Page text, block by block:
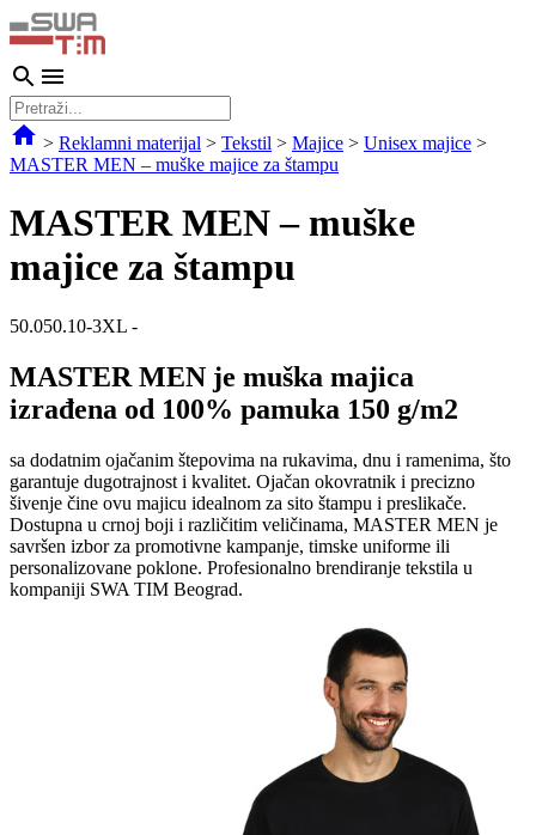
> Reklamni materijal > Tekstil > Majice > Unisex majice >
MASTER MEN – muške majice za štampu
MASTER MEN – muške
majice za štampu
50.050.10-3XL -
MASTER MEN je muška majica
izrađena od 100% pamuka 150 g/m2
sa dodatnim ojačanim štepovima na rukavima, dnu i ramenima, što
garantuje dugotrajnost i kvalitet. Ojačan okovratnik i precizno
šivenje čine ovu majicu idealnom za sito štampu i preslikače.
Dostupna u crnoj boji i različitim veličinama, MASTER MEN je
savršen izbor za promotivne kampanje, timske uniforme ili
personalizovane poklone. Profesionalno brendiranje tekstila u
kompaniji SWA TIM Beograd.